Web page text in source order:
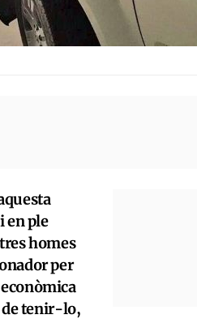
en ple
homes
per
de tenir-lo,